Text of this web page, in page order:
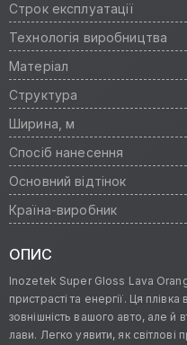
Строк експлуатації
Технологія виробництва
Матеріал
Структура
Ширина, м
Спосіб нанесення
Основний відтінок
Країна-виробник
ОПИС
Inozetek Super Gloss Lava
пристрасті та енергії. Ця
зовнішність вашого авто, але й
лави. Легко уявити, як світлові